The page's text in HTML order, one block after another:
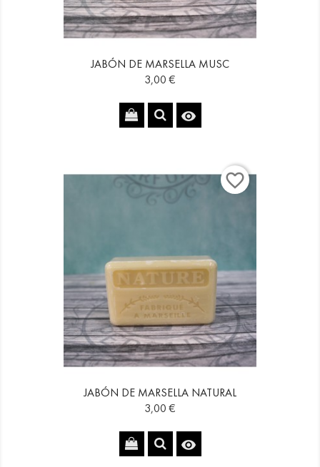
JABÓN DE MARSELLA MUSC
Precio
3,00 €

favorite_border
JABÓN DE MARSELLA NATURAL
Precio
3,00 €
